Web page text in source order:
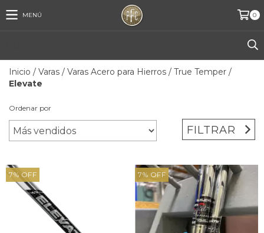
MENÚ 0
Inicio / Varas / Varas Acero para Hierros / True Temper /
Elevate
Ordenar por
FILTRAR
7% OFF 7% OFF